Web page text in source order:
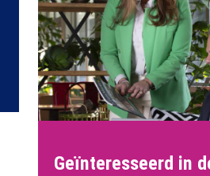
Geïnteresseerd in